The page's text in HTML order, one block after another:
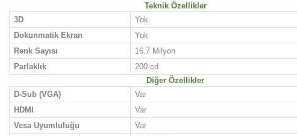
Teknik Özellikler
3D
Yok
Dokunmatik Ekran
Yok
Renk Sayısı
16.7 Milyon
Parlaklık
200 cd
Diğer Özellikler
D-Sub (VGA)
Var
HDMI
Var
Vesa Uyumluluğu
Var